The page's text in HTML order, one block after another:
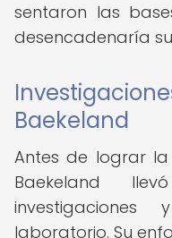
sentaron las
desencadenaría
Baekeland
Antes de lograr
Baekeland
laboratorio. Su